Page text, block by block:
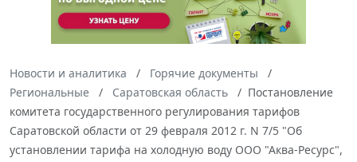
Новости и аналитика
Горячие документы
Региональные
Саратовская область
Постановление
комитета государственного регулирования тарифов
Саратовской области от 29 февраля 2012 г. N 7/5 "Об
установлении тарифа на холодную воду ООО "Аква-Ресурс",